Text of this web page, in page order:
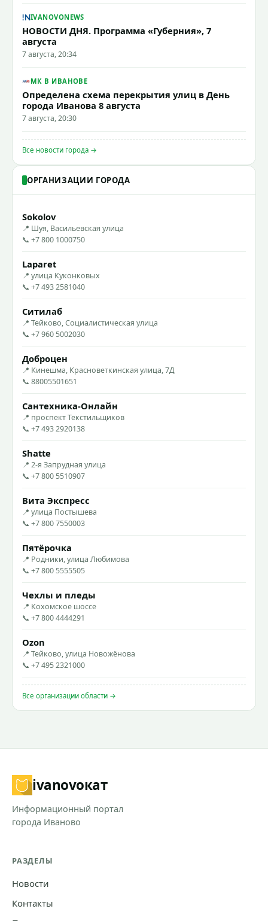
IVANOVONEWS
НОВОСТИ ДНЯ. Программа «Губерния», 7
августа
7 августа, 20:34
МК В ИВАНОВЕ
Определена схема перекрытия улиц в День
города Иванова 8 августа
7 августа, 20:30
Все новости города →
ОРГАНИЗАЦИИ ГОРОДА
Sokolov
📍 Шуя, Васильевская улица
📞 +7 800 1000750
Laparet
📍 улица Куконковых
📞 +7 493 2581040
Ситилаб
📍 Тейково, Социалистическая улица
📞 +7 960 5002030
Доброцен
📍 Кинешма, Красноветкинская улица, 7Д
📞 88005501651
Сантехника-Онлайн
📍 проспект Текстильщиков
📞 +7 493 2920138
Shatte
📍 2-я Запрудная улица
📞 +7 800 5510907
Вита Экспресс
📍 улица Постышева
📞 +7 800 7550003
Пятёрочка
📍 Родники, улица Любимова
📞 +7 800 5555505
Чехлы и пледы
📍 Кохомское шоссе
📞 +7 800 4444291
Ozon
📍 Тейково, улица Новожёнова
📞 +7 495 2321000
Все организации области →
ivanovoкат
Информационный портал
города Иваново
РАЗДЕЛЫ
Новости
Контакты